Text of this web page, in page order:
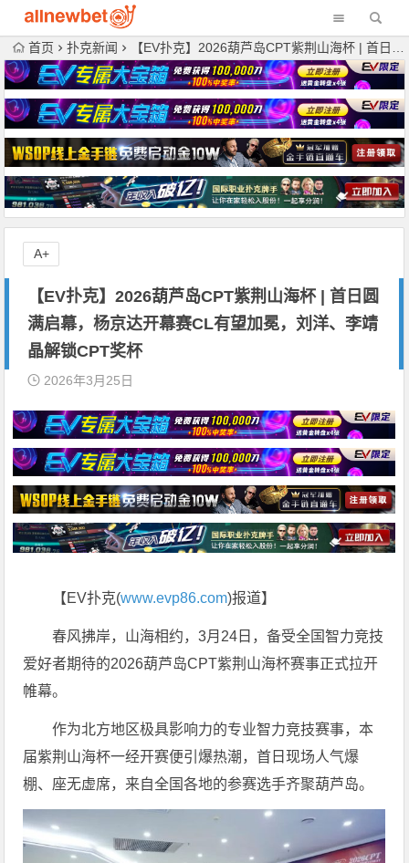
首页 扑克新闻 【EV扑克】2026葫芦岛CPT紫荆山海杯 | 首日圆满启幕，杨京达开幕赛CL有望加冕，刘洋、李靖晶解锁CPT奖杯
【EV扑克】2026葫芦岛CPT紫荆山海杯 | 首日圆
满启幕，杨京达开幕赛CL有望加冕，刘洋、李靖
晶解锁CPT奖杯
2026年3月25日
【EV扑克(www.evp86.com)报道】
春风拂岸，山海相约，3月24日，备受全国智力竞技
爱好者期待的2026葫芦岛CPT紫荆山海杯赛事正式拉开
帷幕。
作为北方地区极具影响力的专业智力竞技赛事，本
届紫荆山海杯一经开赛便引爆热潮，首日现场人气爆
棚、座无虚席，来自全国各地的参赛选手齐聚葫芦岛。
A+